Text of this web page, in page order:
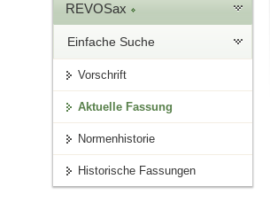
REVOSax
Einfache Suche
Vorschrift
Aktuelle Fassung
Normenhistorie
Historische Fassungen